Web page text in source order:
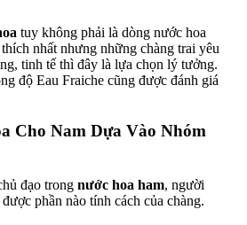
tuy không phải là dòng nước hoa
nhất nhưng những chàng trai yêu
tinh tế thì đây là lựa chọn lý tưởng.
độ Eau Fraiche cũng được đánh giá
Cho Nam Dựa Vào Nhóm
đạo trong nước hoa ham, người
phần nào tính cách của chàng.